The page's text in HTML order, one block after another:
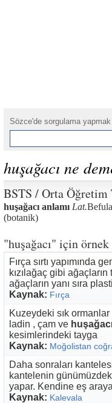
Sözce'de sorgulama
huşağacı ne
BSTS / Orta
huşağacı anlamı Lat.Befula
(botanik)
"huşağacı" için
Fırça sırtı yapımında
kızılağaç gibi ağaçların
ağaçların yanı sıra
Kaynak: Fırça
Kuzeydeki sık
ladin , çam ve
kesimlerindeki tayga
Kaynak: Moğolistan
Daha sonraları
kantelenin
yapar. Kendine eş
Kaynak: Kalevala